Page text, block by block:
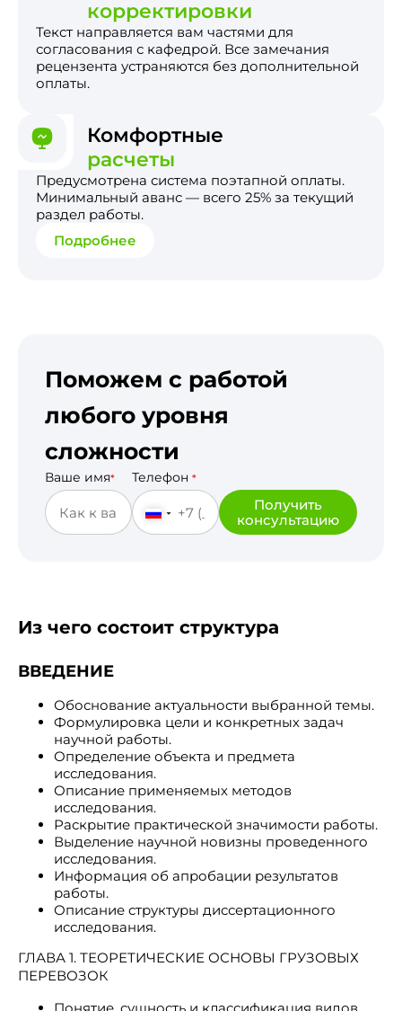
корректировки
Текст направляется вам частями для
согласования с кафедрой. Все замечания
рецензента устраняются без дополнительной
оплаты.
Комфортные
расчеты
Предусмотрена система поэтапной оплаты.
Минимальный аванс — всего 25% за текущий
раздел работы.
Подробнее
Поможем с работой
любого уровня
сложности
Ваше имя* Телефон *
Получить
консультацию
Из чего состоит структура
ВВЕДЕНИЕ
Обоснование актуальности выбранной темы.
Формулировка цели и конкретных задач
научной работы.
Определение объекта и предмета
исследования.
Описание применяемых методов
исследования.
Раскрытие практической значимости работы.
Выделение научной новизны проведенного
исследования.
Информация об апробации результатов
работы.
Описание структуры диссертационного
исследования.
ГЛАВА 1. ТЕОРЕТИЧЕСКИЕ ОСНОВЫ ГРУЗОВЫХ
ПЕРЕВОЗОК
Понятие, сущность и классификация видов